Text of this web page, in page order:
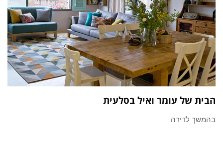
הבית של עומר ואיל בסלעית
בהמשך לדירה